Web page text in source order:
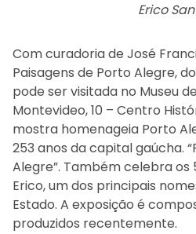
Erico
Com curadoria de José
Paisagens de Porto Alegre,
pode ser visitada no Museu
Montevideo, 10 – Centro
mostra homenageia Porto
253 anos da capital gaúcha.
Alegre”. Também celebra
Erico, um dos principais
Estado. A exposição é
produzidos recentemente.